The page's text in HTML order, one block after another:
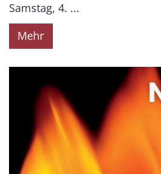
Samstag, 4. ...
Mehr